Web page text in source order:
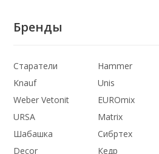
Бренды
Старатели
Hammer
Knauf
Unis
Weber Vetonit
EUROmix
URSA
Matrix
Шабашка
Сибртех
Decor
Кедр